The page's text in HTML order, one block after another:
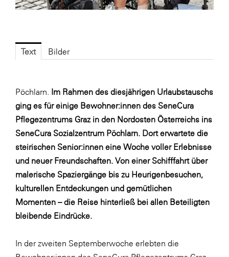
Fressnapf
FV Energierohstoff & Kraftstoff
Gardena
GBV - Verband gemeinnütziger
Bauvereinigungen
Getzner Werkstoffe
Heimat Österreich
ikp
Johnson & Johnson
JELD-WEN DANA
kosaplaner
Libro
Text Bilder
Pöchlarn. Im Rahmen des diesjährigen Urlaubstauschs
ging es für einige Bewohner:innen des SeneCura
Pflegezentrums Graz in den Nordosten Österreichs ins
SeneCura Sozialzentrum Pöchlarn. Dort erwartete die
steirischen Senior:innen eine Woche voller Erlebnisse
und neuer Freundschaften. Von einer Schifffahrt über
malerische Spaziergänge bis zu Heurigenbesuchen,
kulturellen Entdeckungen und gemütlichen
Momenten – die Reise hinterließ bei allen Beteiligten
bleibende Eindrücke.
In der zweiten Septemberwoche erlebten die